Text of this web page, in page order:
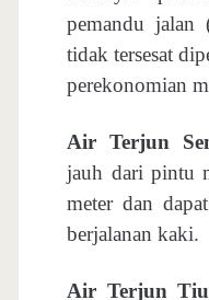
pemandu jalan
tidak tersesat
perekonomian
Air Terjun
jauh dari pintu
meter dan
berjalanan kaki.
Air Terjun